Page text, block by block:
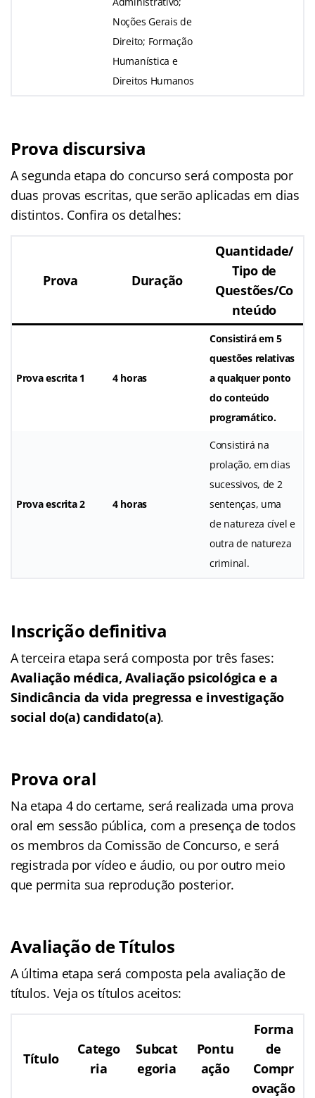
Noções Gerais de
Direito; Formação
Humanística e
Direitos Humanos
Prova discursiva
A segunda etapa do concurso será composta por
duas provas escritas, que serão aplicadas em dias
distintos. Confira os detalhes:
Prova Duração
Quantidade/
Tipo de
Questões/Co
nteúdo
Prova escrita 1 4 horas
Consistirá em 5
questões relativas
a qualquer ponto
do conteúdo
programático.
Prova escrita 2 4 horas
Consistirá na
prolação, em dias
sucessivos, de 2
sentenças, uma
de natureza cível e
outra de natureza
criminal.
Inscrição definitiva
A terceira etapa será composta por três fases:
Avaliação médica, Avaliação psicológica e a
Sindicância da vida pregressa e investigação
social do(a) candidato(a).
Prova oral
Na etapa 4 do certame, será realizada uma prova
oral em sessão pública, com a presença de todos
os membros da Comissão de Concurso, e será
registrada por vídeo e áudio, ou por outro meio
que permita sua reprodução posterior.
Avaliação de Títulos
A última etapa será composta pela avaliação de
títulos. Veja os títulos aceitos:
Título
Catego
ria
Subcat
egoria
Pontu
ação
Forma
de
Compr
ovação